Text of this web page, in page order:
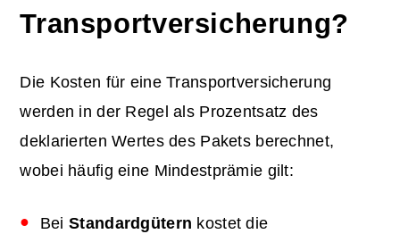
Transportversicherung?
Die Kosten für eine Transportversicherung
werden in der Regel als Prozentsatz des
deklarierten Wertes des Pakets berechnet,
wobei häufig eine Mindestprämie gilt:
BeiStandardgütern kostet die